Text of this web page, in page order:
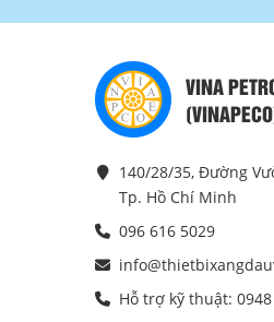
VINA
140/28/35, Đường
Tp. Hồ Chí Minh
096 616 5029
Hỗ trợ kỹ thuật: